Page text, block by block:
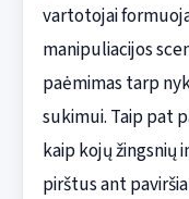
vartotojai
manipuliacijos
paėmimas tarp
sukimui. Taip pat
kaip kojų žingsnių
pirštus ant